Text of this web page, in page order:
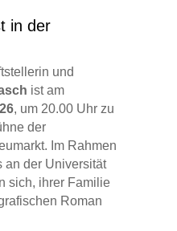
in der
und
ist am
, um 20.00 Uhr zu
der
Im Rahmen
an der Universität
sich, ihrer Familie
Roman